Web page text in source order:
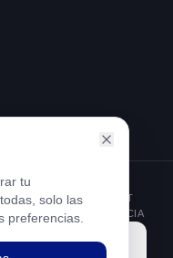
POR LOS FONDOS NEXT
Y RESILIENCIA
tu
solo las
preferencias.